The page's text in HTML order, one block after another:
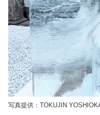
写真提供：TOKUJIN